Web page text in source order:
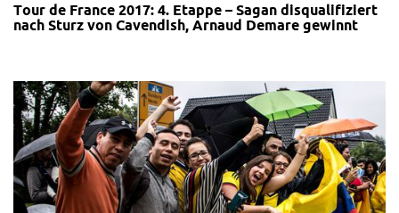
Tour de France 2017: 4. Etappe – Sagan disqualifiziert
nach Sturz von Cavendish, Arnaud Demare gewinnt